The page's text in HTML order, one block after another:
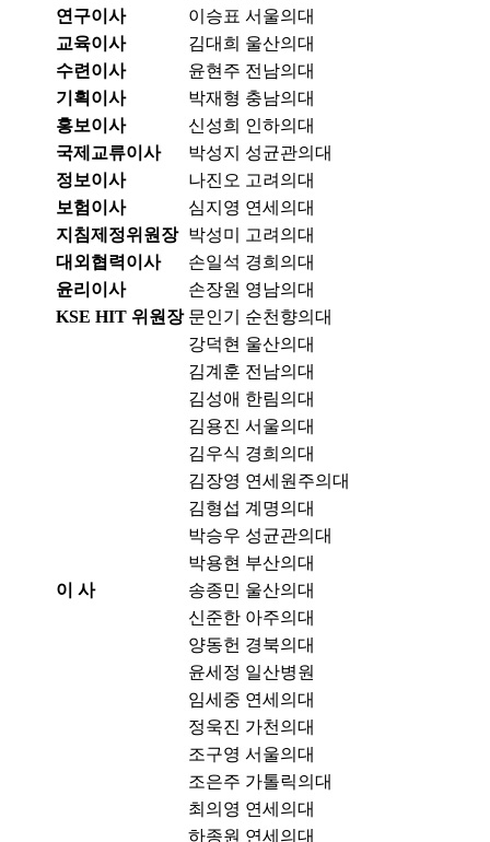
연구이사
이승표 서울의대
교육이사
김대희 울산의대
수련이사
윤현주 전남의대
기획이사
박재형 충남의대
홍보이사
신성희 인하의대
국제교류이사
박성지
성균관의대
정보이사
나진오 고려의대
보험이사
심지영 연세의대
지침제정위원장 박성미
고려의대
대외협력이사
손일석 경희의대
윤리이사
손장원 영남의대
KSE HIT 위원장 문인기 순천향의대
이 사
강덕현 울산의대
김계훈 전남의대
김성애 한림의대
김용진 서울의대
김우식 경희의대
김장영 연세원주의대
김형섭 계명의대
박승우 성균관의대
박용현 부산의대
송종민 울산의대
신준한 아주의대
양동헌 경북의대
윤세정 일산병원
임세중 연세의대
정욱진 가천의대
조구영 서울의대
조은주 가톨릭의대
최의영 연세의대
하종원 연세의대